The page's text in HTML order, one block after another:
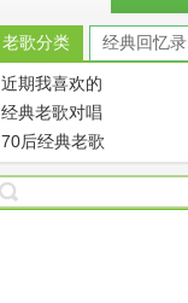
老歌分类 经典回忆录
近期我喜欢的
经典老歌对唱
70后经典老歌